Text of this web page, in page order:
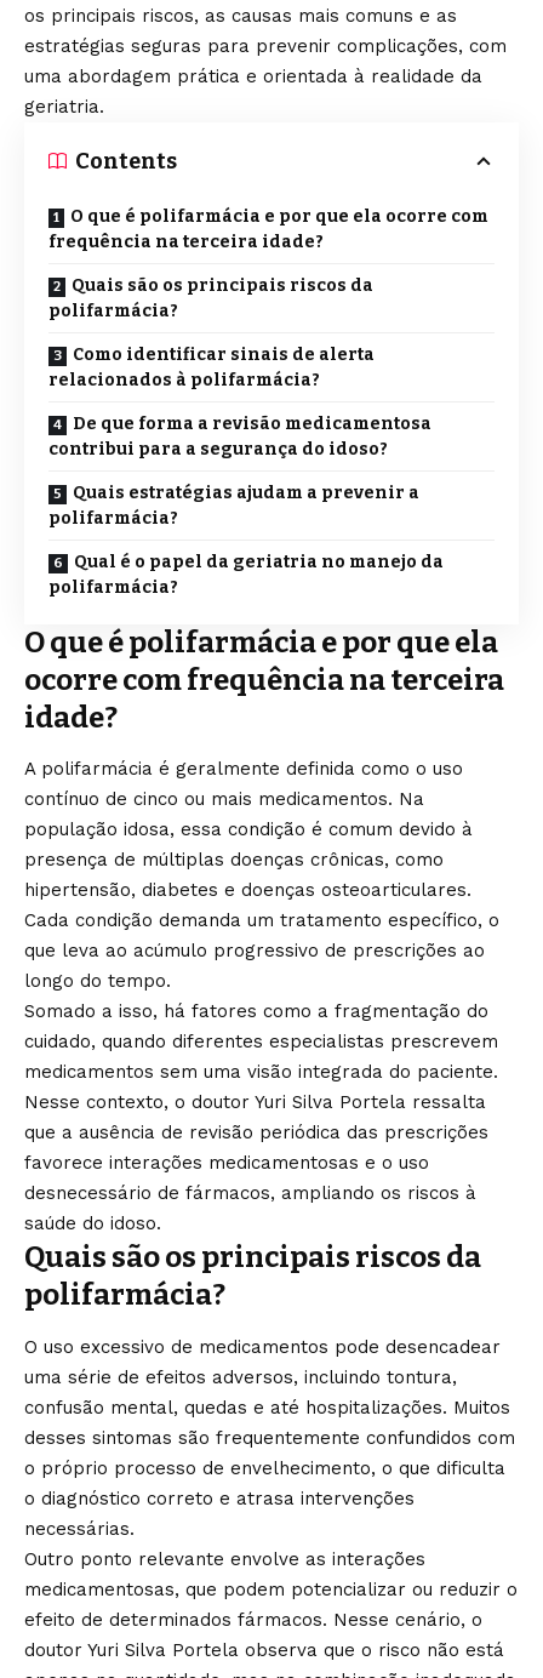
os principais riscos, as causas mais comuns e as
estratégias seguras para prevenir complicações, com
uma abordagem prática e orientada à realidade da
geriatria.
Contents
O que é polifarmácia e por que ela ocorre com
frequência na terceira idade?
Quais são os principais riscos da
polifarmácia?
Como identificar sinais de alerta
relacionados à polifarmácia?
De que forma a revisão medicamentosa
contribui para a segurança do idoso?
Quais estratégias ajudam a prevenir a
polifarmácia?
Qual é o papel da geriatria no manejo da
polifarmácia?
O que é polifarmácia e por que ela
ocorre com frequência na terceira
idade?
A polifarmácia é geralmente definida como o uso
contínuo de cinco ou mais medicamentos. Na
população idosa, essa condição é comum devido à
presença de múltiplas doenças crônicas, como
hipertensão, diabetes e doenças osteoarticulares.
Cada condição demanda um tratamento específico, o
que leva ao acúmulo progressivo de prescrições ao
longo do tempo.
Somado a isso, há fatores como a fragmentação do
cuidado, quando diferentes especialistas prescrevem
medicamentos sem uma visão integrada do paciente.
Nesse contexto, o doutor Yuri Silva Portela ressalta
que a ausência de revisão periódica das prescrições
favorece interações medicamentosas e o uso
desnecessário de fármacos, ampliando os riscos à
saúde do idoso.
Quais são os principais riscos da
polifarmácia?
O uso excessivo de medicamentos pode desencadear
uma série de efeitos adversos, incluindo tontura,
confusão mental, quedas e até hospitalizações. Muitos
desses sintomas são frequentemente confundidos com
o próprio processo de envelhecimento, o que dificulta
o diagnóstico correto e atrasa intervenções
necessárias.
Outro ponto relevante envolve as interações
medicamentosas, que podem potencializar ou reduzir o
efeito de determinados fármacos. Nesse cenário, o
doutor Yuri Silva Portela observa que o risco não está